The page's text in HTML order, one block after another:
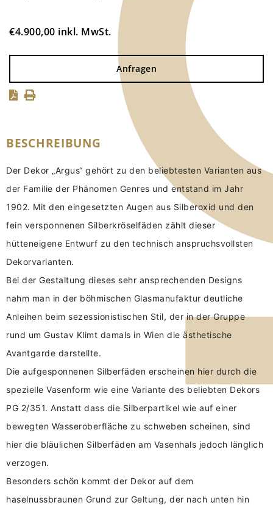
€4.900,00 inkl. MwSt.
Anfragen
BESCHREIBUNG
Der Dekor „Argus“ gehört zu den beliebtesten Varianten aus
der Familie der Phänomen Genres und entstand im Jahr
1902. Mit den eingesetzten Augen aus Silberoxid und den
fein versponnenen Silberkröselfäden zählt dieser
hütteneigene Entwurf zu den technisch anspruchsvollsten
Dekorvarianten.
Bei der Gestaltung dieses sehr ansprechenden Designs
nahm man in der böhmischen Glasmanufaktur deutliche
Anleihen beim sezessionistischen Stil, der in der Gruppe
rund um Gustav Klimt damals in Wien die ästhetische
Avantgarde darstellte.
Die aufgesponnenen Silberfäden erscheinen hier durch die
spezielle Vasenform wie eine Variante des beliebten Dekors
PG 2/351. Anstatt dass die Silberpartikel wie auf einer
bewegten Wasseroberfläche zu schweben scheinen, sind
hier die bläulichen Silberfäden am Vasenhals jedoch länglich
verzogen.
Besonders schön kommt der Dekor auf dem
haselnussbraunen Grund zur Geltung, der nach unten hin